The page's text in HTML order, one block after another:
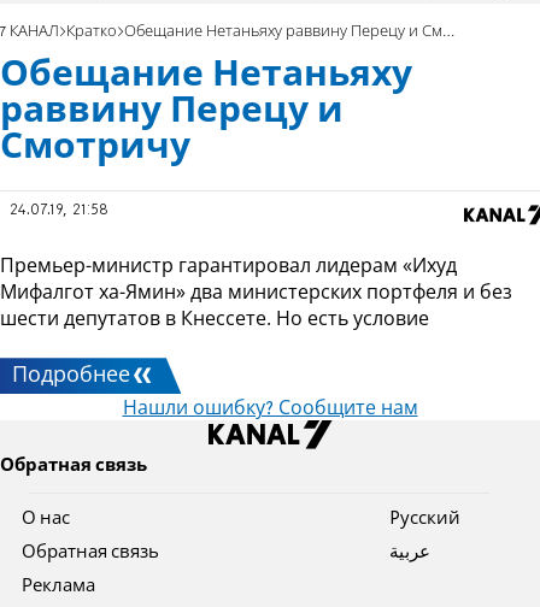
7 КАНАЛ Кратко Обещание Нетаньяху раввину Перецу и Смотричу
Обещание Нетаньяху
раввину Перецу и
Смотричу
24.07.19, 21:58
Премьер-министр гарантировал лидерам «Ихуд
Мифалгот ха-Ямин» два министерских портфеля и без
шести депутатов в Кнессете. Но есть условие
Подробнее
Нашли ошибку? Сообщите нам
Обратная связь
О нас
Обратная связь
Реклама
Pусский
عربية